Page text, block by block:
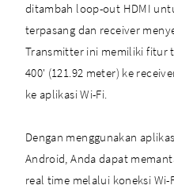
ditambah loop-out HDMI
terpasang dan receiver
Transmitter ini memiliki fitur
400' (121.92 meter) ke
ke aplikasi Wi-Fi.
Dengan menggunakan
Android, Anda dapat
real time melalui koneksi